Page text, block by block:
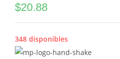
$20.88
348 disponibles